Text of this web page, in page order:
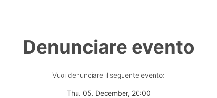
Denunciare evento
Vuoi denunciare il seguente evento:
Thu. 05. December, 20:00